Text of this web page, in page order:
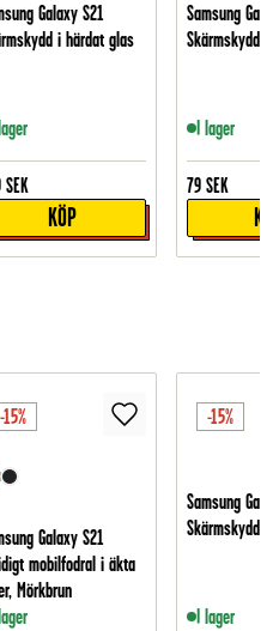
Galaxy S21
i härdat glas
SEK
KÖP
Samsung
Skärmskydd -
I lager
79 SEK
-15%
Galaxy S21
mobilfodral i äkta
Mörkbrun
-15%
Samsung
Skärmskydd i
I lager